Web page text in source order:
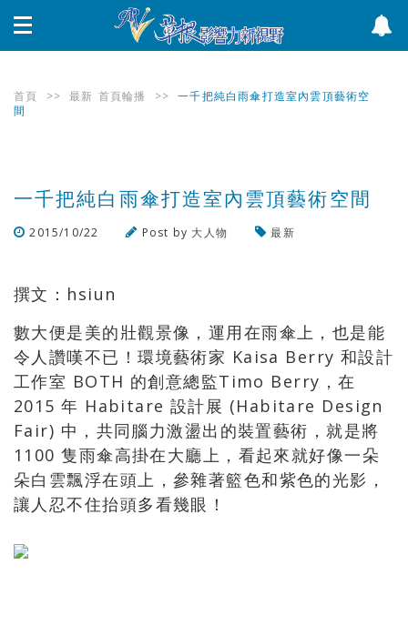
首頁 >> 最新 首頁輪播 >>
一千把純白雨傘打造室內雲頂藝術空
間
一千把純白雨傘打造室內雲頂藝術空間
2015/10/22 Post by 大人物
最新
撰文：hsiun
數大便是美的壯觀景像，運用在雨傘上，也是能
令人讚嘆不已！環境藝術家 Kaisa Berry 和設計
工作室 BOTH 的創意總監Timo Berry，在
2015 年 Habitare 設計展 (Habitare Design
Fair) 中，共同腦力激盪出的裝置藝術，就是將
1100 隻雨傘高掛在大廳上，看起來就好像一朵
朵白雲飄浮在頭上，參雜著籃色和紫色的光影，
讓人忍不住抬頭多看幾眼！